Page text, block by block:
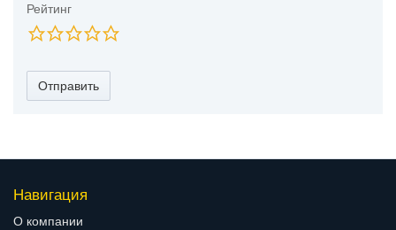
Рейтинг
Отправить
Навигация
О компании